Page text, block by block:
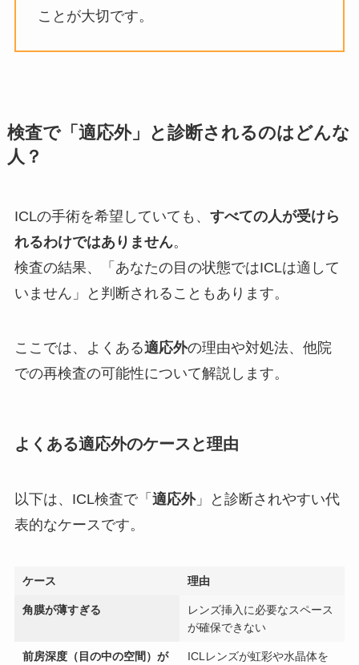
ことが大切です。
検査で「適応外」と診断されるのはどんな
人？
ICLの手術を希望していても、 すべての人が受けら
れるわけではありません。
検査の結果、「あなたの目の状態ではICLは適して
いません」と判断されることもあります。
ここでは、よくある適応外の理由や対処法、他院
での再検査の可能性について解説します。
よくある適応外のケースと理由
以下は、ICL検査で「 適応外」と診断されやすい代
表的なケースです。
ケース 理由
角膜が薄すぎる
レンズ挿入に必要なスペース
が確保できない
前房深度（目の中の空間）が ICLレンズが虹彩や水晶体を